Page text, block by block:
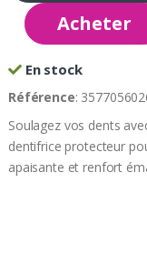
Acheter
En stock
Référence:
Soulagez vos dents
dentifrice protecteur
apaisante et renfort